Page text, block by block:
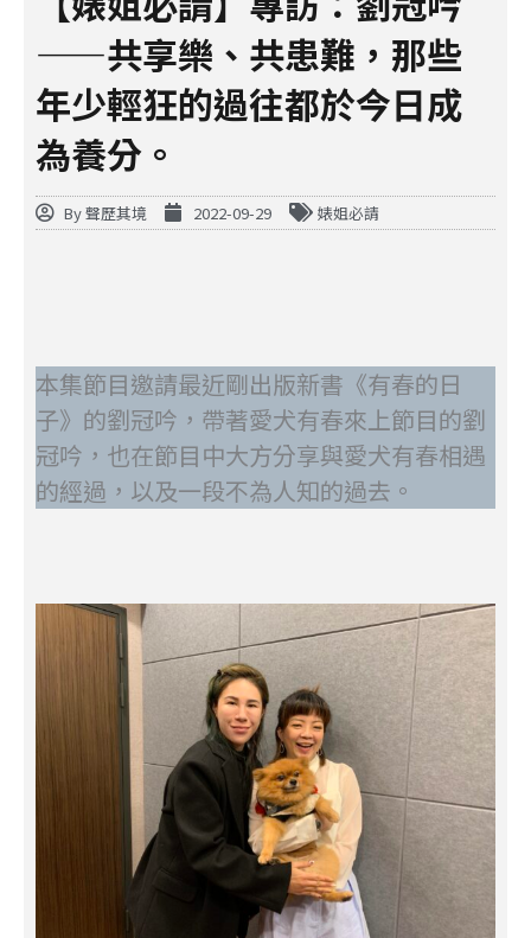
——共享樂、共患難，那些
年少輕狂的過往都於今日成
為養分。
By聲歷其境 2022-09-29 婊姐必請
本集節目邀請最近剛出版新書《有春的日
子》的劉冠吟，帶著愛犬有春來上節目的劉
冠吟，也在節目中大方分享與愛犬有春相遇
的經過，以及一段不為人知的過去。